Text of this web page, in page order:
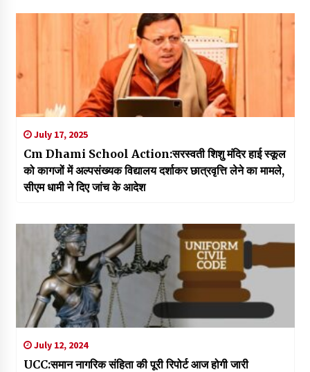
July 17, 2025
Cm Dhami School Action:सरस्वती शिशु मंदिर हाई स्कूल
को कागजों में अल्पसंख्यक विद्यालय दर्शाकर छात्रवृत्ति लेने का मामले,
सीएम धामी ने दिए जांच के आदेश
July 12, 2024
UCC:समान नागरिक संहिता की पूरी रिपोर्ट आज होगी जारी